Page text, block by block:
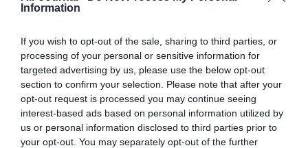
Information
If you wish to opt-out of the sale, sharing to third parties, or
processing of your personal or sensitive information for
targeted advertising by us, please use the below opt-out
section to confirm your selection. Please note that after your
opt-out request is processed you may continue seeing
interest-based ads based on personal information utilized by
us or personal information disclosed to third parties prior to
your opt-out. You may separately opt-out of the further
NOUS SOUTENIR